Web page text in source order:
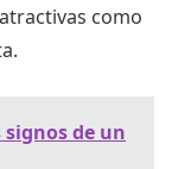
como
signos de un